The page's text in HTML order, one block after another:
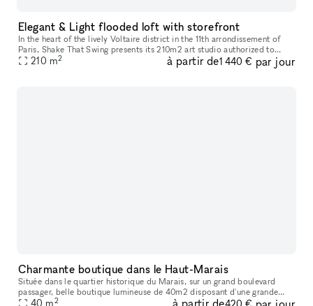
Elegant & Light flooded loft with storefront
In the heart of the lively Voltaire district in the 11th arrondissement of
Paris, Shake That Swing presents its 210m2 art studio authorized to
receive the public (E.R.P french norm) It is in a light-
210 m2 à partir de1 440 € par jour
Charmante boutique dans le Haut-Marais
Située dans le quartier historique du Marais, sur un grand boulevard
passager, belle boutique lumineuse de 40m2 disposant d'une grande
vitrine. Ideal pour les pop-up stores, les lancements de produit
40 m2